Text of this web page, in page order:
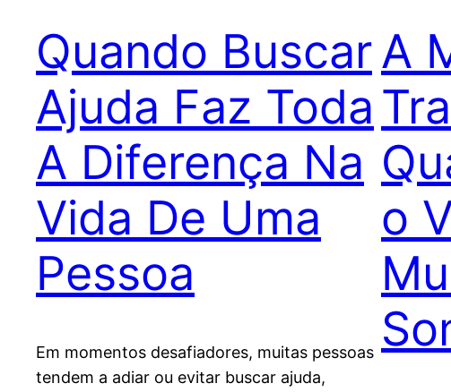
Quando Buscar
Ajuda Faz Toda
A Diferença Na
Vida De Uma
Pessoa
Em momentos desafiadores, muitas pessoas
tendem a adiar ou evitar buscar ajuda,
A
o